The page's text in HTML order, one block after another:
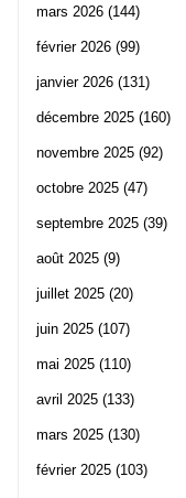
mars 2026 (144)
février 2026 (99)
janvier 2026 (131)
décembre 2025 (160)
novembre 2025 (92)
octobre 2025 (47)
septembre 2025 (39)
août 2025 (9)
juillet 2025 (20)
juin 2025 (107)
mai 2025 (110)
avril 2025 (133)
mars 2025 (130)
février 2025 (103)